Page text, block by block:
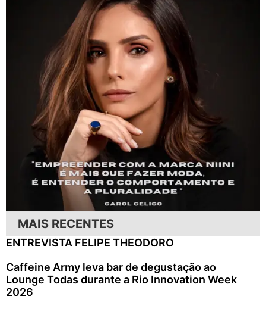
MAIS RECENTES
ENTREVISTA FELIPE THEODORO
Caffeine Army leva bar de degustação ao
Lounge Todas durante a Rio Innovation Week
2026